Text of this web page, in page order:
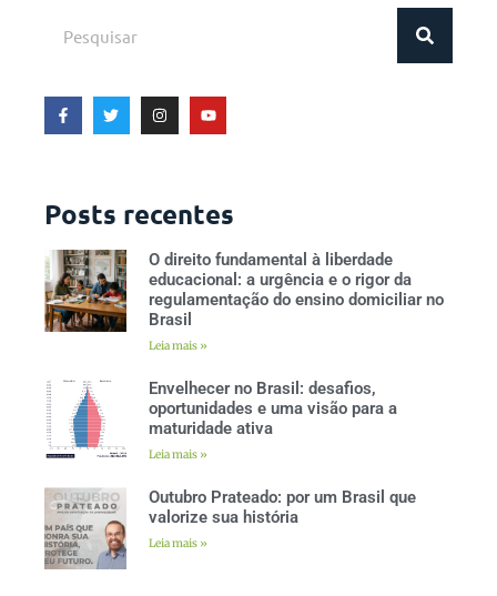
Posts recentes
O direito fundamental à liberdade
educacional: a urgência e o rigor da
regulamentação do ensino domiciliar no
Brasil
Leia mais »
Envelhecer no Brasil: desafios,
oportunidades e uma visão para a
maturidade ativa
Leia mais »
Outubro Prateado: por um Brasil que
valorize sua história
Leia mais »